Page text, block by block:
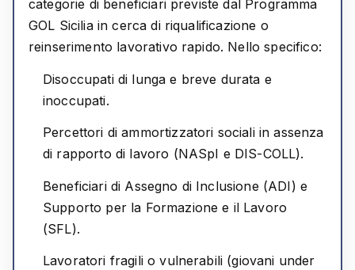
categorie di beneficiari previste dal Programma
GOL Sicilia in cerca di riqualificazione o
reinserimento lavorativo rapido. Nello specifico:
Disoccupati di lunga e breve durata e
inoccupati.
Percettori di ammortizzatori sociali in assenza
di rapporto di lavoro (NASpI e DIS-COLL).
Beneficiari di Assegno di Inclusione (ADI) e
Supporto per la Formazione e il Lavoro
(SFL).
Lavoratori fragili o vulnerabili (giovani under